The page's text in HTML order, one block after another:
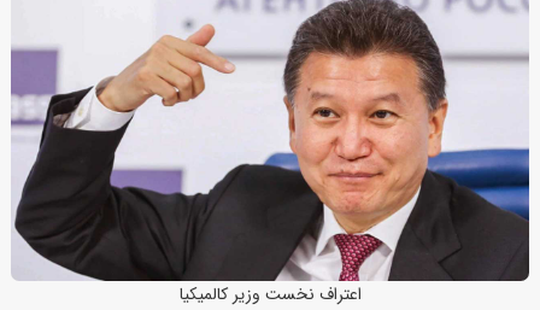
اعتراف نخست وزیر کالمیکیا